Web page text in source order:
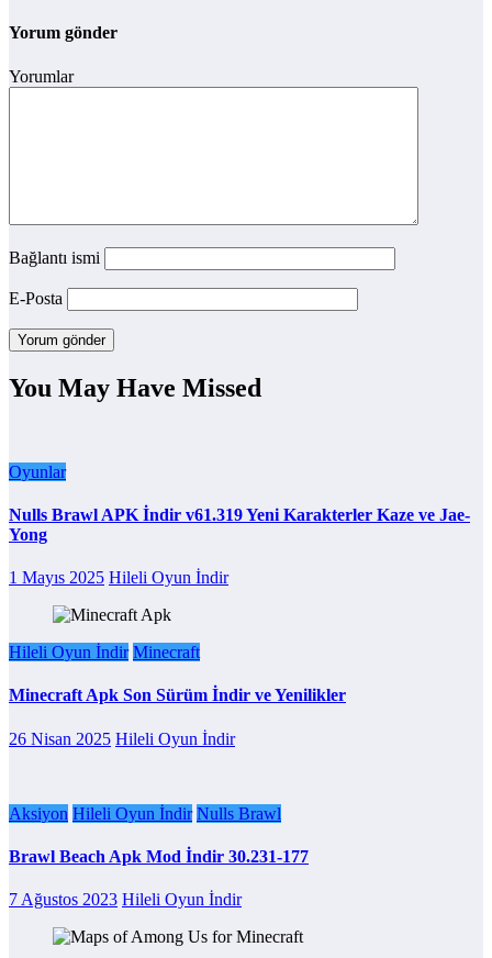
Yorum gönder
Yorumlar
Bağlantı ismi
E-Posta
You May Have Missed
Oyunlar
Nulls Brawl APK İndir v61.319 Yeni Karakterler Kaze ve Jae-
Yong
1 Mayıs 2025 Hileli Oyun İndir
Hileli Oyun İndir Minecraft
Minecraft Apk Son Sürüm İndir ve Yenilikler
26 Nisan 2025 Hileli Oyun İndir
Aksiyon Hileli Oyun İndir Nulls Brawl
Brawl Beach Apk Mod İndir 30.231-177
7 Ağustos 2023 Hileli Oyun İndir